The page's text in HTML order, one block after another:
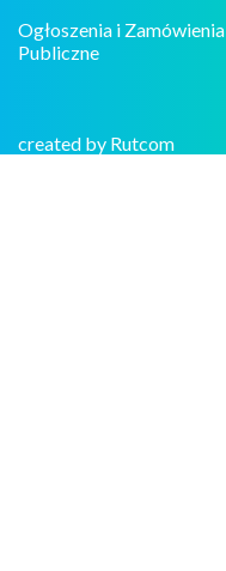
Ogłoszenia i Zamówienia
Publiczne
created by Rutcom